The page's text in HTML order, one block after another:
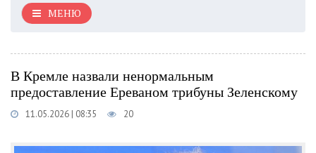
МЕНЮ
В Кремле назвали ненормальным
предоставление Ереваном трибуны Зеленскому
11.05.2026 | 08:35 20